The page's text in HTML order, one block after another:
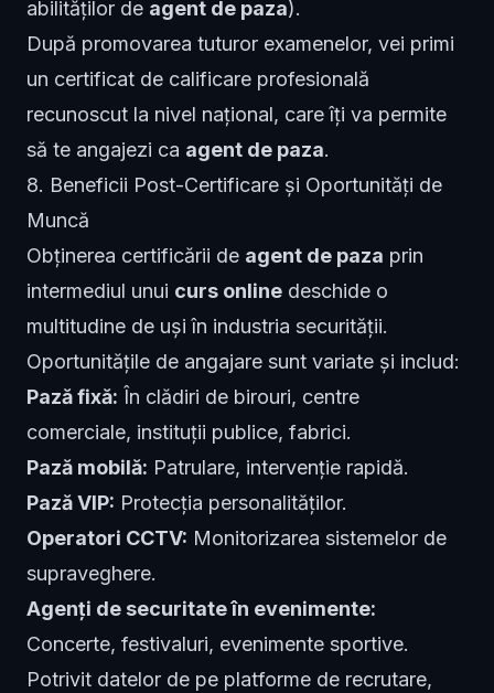
abilităților de agent de paza).
După promovarea tuturor examenelor, vei primi
un certificat de calificare profesională
recunoscut la nivel național, care îți va permite
să te angajezi ca agent de paza.
8. Beneficii Post-Certificare și Oportunități de
Muncă
Obținerea certificării de agent de paza prin
intermediul unui curs online deschide o
multitudine de uși în industria securității.
Oportunitățile de angajare sunt variate și includ:
Pază fixă: În clădiri de birouri, centre
comerciale, instituții publice, fabrici.
Pază mobilă: Patrulare, intervenție rapidă.
Pază VIP: Protecția personalităților.
Operatori CCTV: Monitorizarea sistemelor de
supraveghere.
Agenți de securitate în evenimente:
Concerte, festivaluri, evenimente sportive.
Potrivit datelor de pe platforme de recrutare,